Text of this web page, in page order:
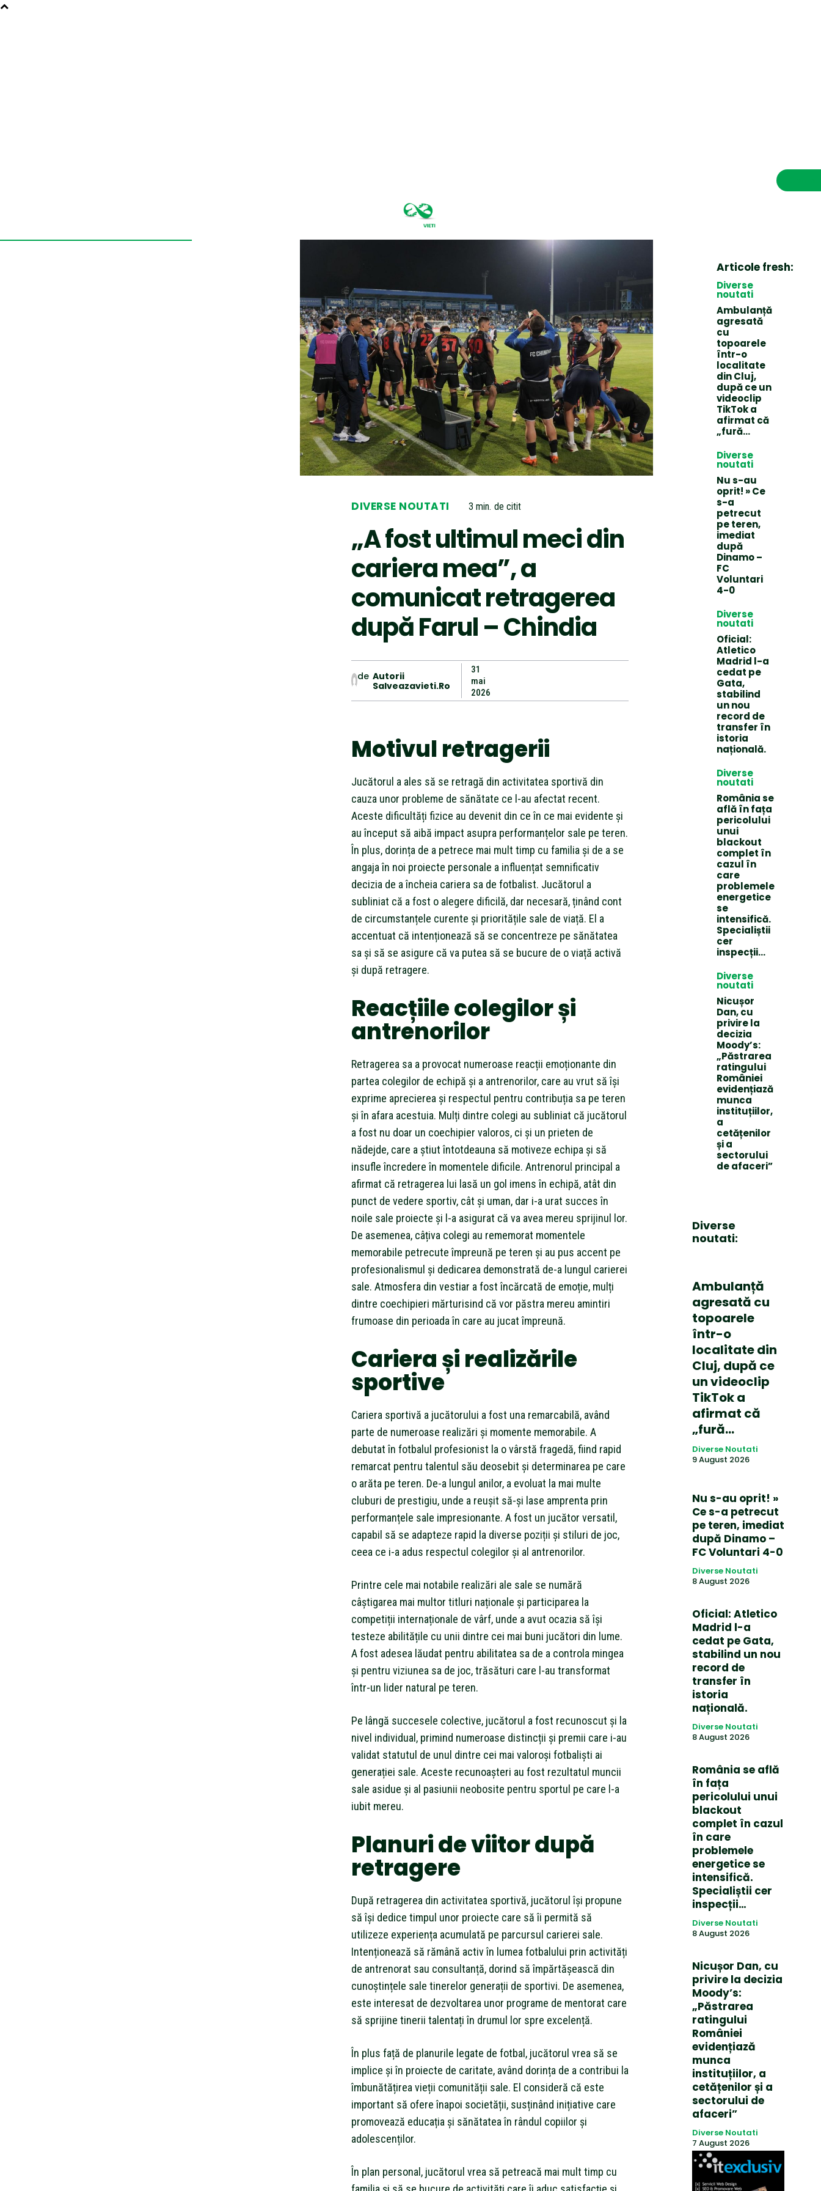
DIVERSE NOUTATI 3 min. de citit
„A fost ultimul meci din
cariera mea”, a
comunicat retragerea
după Farul – Chindia
de Autorii
Salveazavieti.ro
31
mai
2026
Motivul retragerii
Jucătorul a ales să se retragă din activitatea sportivă din
cauza unor probleme de sănătate ce l-au afectat recent.
Aceste dificultăți fizice au devenit din ce în ce mai evidente și
au început să aibă impact asupra performanțelor sale pe teren.
În plus, dorința de a petrece mai mult timp cu familia și de a se
angaja în noi proiecte personale a influențat semnificativ
decizia de a încheia cariera sa de fotbalist. Jucătorul a
subliniat că a fost o alegere dificilă, dar necesară, ținând cont
de circumstanțele curente și prioritățile sale de viață. El a
accentuat că intenționează să se concentreze pe sănătatea
sa și să se asigure că va putea să se bucure de o viață activă
și după retragere.
Reacțiile colegilor și
antrenorilor
Retragerea sa a provocat numeroase reacții emoționante din
partea colegilor de echipă și a antrenorilor, care au vrut să își
exprime aprecierea și respectul pentru contribuția sa pe teren
și în afara acestuia. Mulți dintre colegi au subliniat că jucătorul
a fost nu doar un coechipier valoros, ci și un prieten de
nădejde, care a știut întotdeauna să motiveze echipa și să
insufle încredere în momentele dificile. Antrenorul principal a
afirmat că retragerea lui lasă un gol imens în echipă, atât din
punct de vedere sportiv, cât și uman, dar i-a urat succes în
noile sale proiecte și l-a asigurat că va avea mereu sprijinul lor.
De asemenea, câțiva colegi au rememorat momentele
memorabile petrecute împreună pe teren și au pus accent pe
profesionalismul și dedicarea demonstrată de-a lungul carierei
sale. Atmosfera din vestiar a fost încărcată de emoție, mulți
dintre coechipieri mărturisind că vor păstra mereu amintiri
frumoase din perioada în care au jucat împreună.
Cariera și realizările
sportive
Cariera sportivă a jucătorului a fost una remarcabilă, având
parte de numeroase realizări și momente memorabile. A
debutat în fotbalul profesionist la o vârstă fragedă, fiind rapid
remarcat pentru talentul său deosebit și determinarea pe care
o arăta pe teren. De-a lungul anilor, a evoluat la mai multe
cluburi de prestigiu, unde a reușit să-și lase amprenta prin
performanțele sale impresionante. A fost un jucător versatil,
capabil să se adapteze rapid la diverse poziții și stiluri de joc,
ceea ce i-a adus respectul colegilor și al antrenorilor.
Printre cele mai notabile realizări ale sale se numără
câștigarea mai multor titluri naționale și participarea la
competiții internaționale de vârf, unde a avut ocazia să își
testeze abilitățile cu unii dintre cei mai buni jucători din lume.
A fost adesea lăudat pentru abilitatea sa de a controla mingea
și pentru viziunea sa de joc, trăsături care l-au transformat
într-un lider natural pe teren.
Pe lângă succesele colective, jucătorul a fost recunoscut și la
nivel individual, primind numeroase distincții și premii care i-au
validat statutul de unul dintre cei mai valoroși fotbaliști ai
generației sale. Aceste recunoașteri au fost rezultatul muncii
sale asidue și al pasiunii neobosite pentru sportul pe care l-a
iubit mereu.
Planuri de viitor după
retragere
După retragerea din activitatea sportivă, jucătorul își propune
să își dedice timpul unor proiecte care să îi permită să
utilizeze experiența acumulată pe parcursul carierei sale.
Intenționează să rămână activ în lumea fotbalului prin activități
de antrenorat sau consultanță, dorind să împărtășească din
cunoștințele sale tinerelor generații de sportivi. De asemenea,
este interesat de dezvoltarea unor programe de mentorat care
să sprijine tinerii talentați în drumul lor spre excelență.
În plus față de planurile legate de fotbal, jucătorul vrea să se
implice și în proiecte de caritate, având dorința de a contribui la
îmbunătățirea vieții comunității sale. El consideră că este
important să ofere înapoi societății, susținând inițiative care
promovează educația și sănătatea în rândul copiilor și
adolescenților.
În plan personal, jucătorul vrea să petreacă mai mult timp cu
Articole fresh:
Diverse
noutati
Ambulanță
agresată
cu
topoarele
într-o
localitate
din Cluj,
după ce un
videoclip
TikTok a
afirmat că
„fură…
Diverse
noutati
Nu s-au
oprit! » Ce
s-a
petrecut
pe teren,
imediat
după
Dinamo –
FC
Voluntari
4-0
Diverse
noutati
Oficial:
Atletico
Madrid l-a
cedat pe
Gata,
stabilind
un nou
record de
transfer în
istoria
națională.
Diverse
noutati
România se
află în fața
pericolului
unui
blackout
complet în
cazul în
care
problemele
energetice
se
intensifică.
Specialiștii
cer
inspecții…
Diverse
noutati
Nicușor
Dan, cu
privire la
decizia
Moody’s:
„Păstrarea
ratingului
României
evidențiază
munca
instituțiilor,
a
cetățenilor
și a
sectorului
de afaceri”
Diverse
noutati:
Ambulanță
agresată cu
topoarele
într-o
localitate din
Cluj, după ce
un videoclip
TikTok a
afirmat că
„fură…
Diverse Noutati
9 August 2026
Nu s-au oprit! »
Ce s-a petrecut
pe teren, imediat
după Dinamo –
FC Voluntari 4-0
Diverse Noutati
8 August 2026
Oficial: Atletico
Madrid l-a
cedat pe Gata,
stabilind un nou
record de
transfer în
istoria
națională.
Diverse Noutati
8 August 2026
România se află
în fața
pericolului unui
blackout
complet în cazul
în care
problemele
energetice se
intensifică.
Specialiștii cer
inspecții…
Diverse Noutati
8 August 2026
Nicușor Dan, cu
privire la decizia
Moody’s:
„Păstrarea
ratingului
României
evidențiază
munca
instituțiilor, a
cetățenilor și a
sectorului de
afaceri”
Diverse Noutati
7 August 2026